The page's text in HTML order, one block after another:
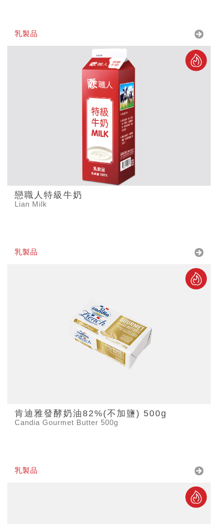
乳製品
戀職人特級牛奶
Lian Milk
乳製品
肯迪雅發酵奶油82%(不加鹽) 500g
Candia Gourmet Butter 500g
乳製品